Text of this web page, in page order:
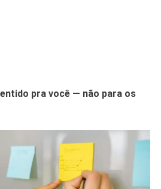
pra você — não para os